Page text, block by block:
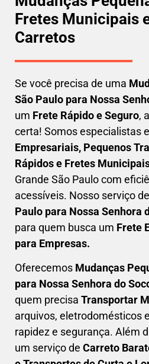
Fretes Municipais
Carretos
Se você precisa de uma
São Paulo para Nossa
um Frete Rápido e Seguro,
certa! Somos especialistas
Empresariais, Pequenos
Rápidos e Fretes
Grande São Paulo com
acessíveis. Nosso serviço de
Paulo para Nossa Senhora
para quem busca um Frete
para Empresas.
Oferecemos Mudanças
para Nossa Senhora do
quem precisa Transportar
arquivos, eletrodomésticos
rapidez e segurança. Além
um serviço de Carreto